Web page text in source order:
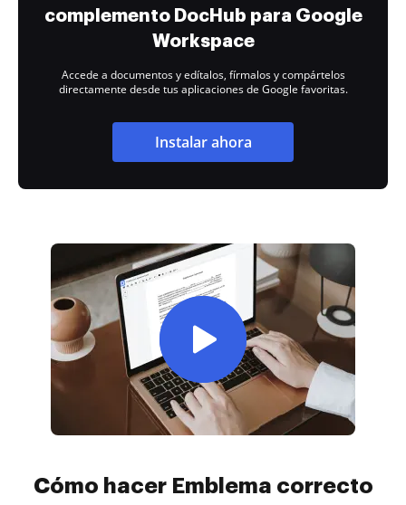
complemento DocHub para Google
Workspace
Accede a documentos y edítalos, fírmalos y compártelos
directamente desde tus aplicaciones de Google favoritas.
Instalar ahora
Cómo hacer Emblema correcto